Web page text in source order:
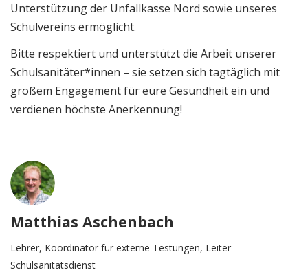
Unterstützung der Unfallkasse Nord sowie unseres
Schulvereins ermöglicht.
Bitte respektiert und unterstützt die Arbeit unserer
Schulsanitäter*innen – sie setzen sich tagtäglich mit
großem Engagement für eure Gesundheit ein und
verdienen höchste Anerkennung!
Matthias Aschenbach
Lehrer, Koordinator für externe Testungen, Leiter
Schulsanitätsdienst